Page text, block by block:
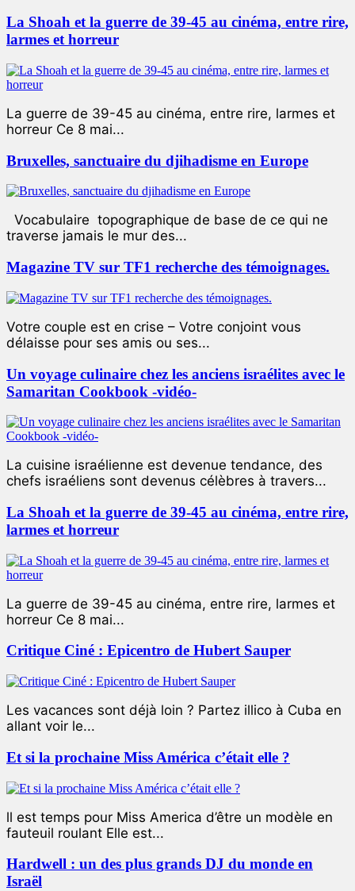
La Shoah et la guerre de 39-45 au cinéma, entre rire,
larmes et horreur
La guerre de 39-45 au cinéma, entre rire, larmes et
horreur Ce 8 mai...
Bruxelles, sanctuaire du djihadisme en Europe
Vocabulaire topographique de base de ce qui ne
traverse jamais le mur des...
Magazine TV sur TF1 recherche des témoignages.
Votre couple est en crise – Votre conjoint vous
délaisse pour ses amis ou ses...
Un voyage culinaire chez les anciens israélites avec le
Samaritan Cookbook -vidéo-
La cuisine israélienne est devenue tendance, des
chefs israéliens sont devenus célèbres à travers...
La Shoah et la guerre de 39-45 au cinéma, entre rire,
larmes et horreur
La guerre de 39-45 au cinéma, entre rire, larmes et
horreur Ce 8 mai...
Critique Ciné : Epicentro de Hubert Sauper
Les vacances sont déjà loin ? Partez illico à Cuba en
allant voir le...
Et si la prochaine Miss América c’était elle ?
ll est temps pour Miss America d’être un modèle en
fauteuil roulant Elle est...
Hardwell : un des plus grands DJ du monde en
Israël